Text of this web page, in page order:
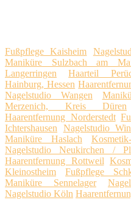
Fußpflege Kaisheim
Maniküre Sulzbach am
Langerringen
Haarteil
Hainburg, Hessen
Nagelstudio Wangen
Merzenich, Kreis Düren
Haarentfernung Norderstedt
Ichtershausen
Nagelstudio
Maniküre Haslach
Nagelstudio Neukirchen /
Haarentfernung Rottweil
Kleinostheim
Fußpflege
Maniküre Sennelager
Nagelstudio Köln